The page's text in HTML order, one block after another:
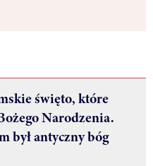
święto, które
Narodzenia.
był antyczny bóg